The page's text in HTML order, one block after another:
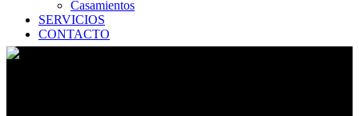
Casamientos
SERVICIOS
CONTACTO